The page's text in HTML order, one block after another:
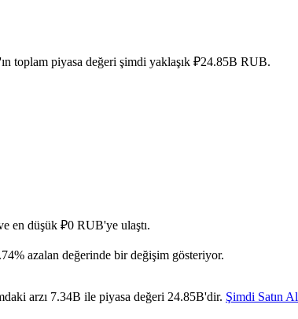
toplam piyasa değeri şimdi yaklaşık ₽24.85B RUB.
en düşük ₽0 RUB'ye ulaştı.
azalan değerinde bir değişim gösteriyor.
arzı 7.34B ile piyasa değeri 24.85B'dir. Şimdi Satın Al